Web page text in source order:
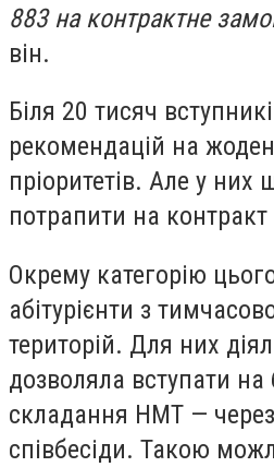
883 на контрактне
він.
Біля 20 тисяч
рекомендацій на
пріоритетів. Але у них
потрапити на
Окрему категорію
абітурієнти з
територій. Для них
дозволяла вступати
складання НМТ — через
співбесіди. Такою